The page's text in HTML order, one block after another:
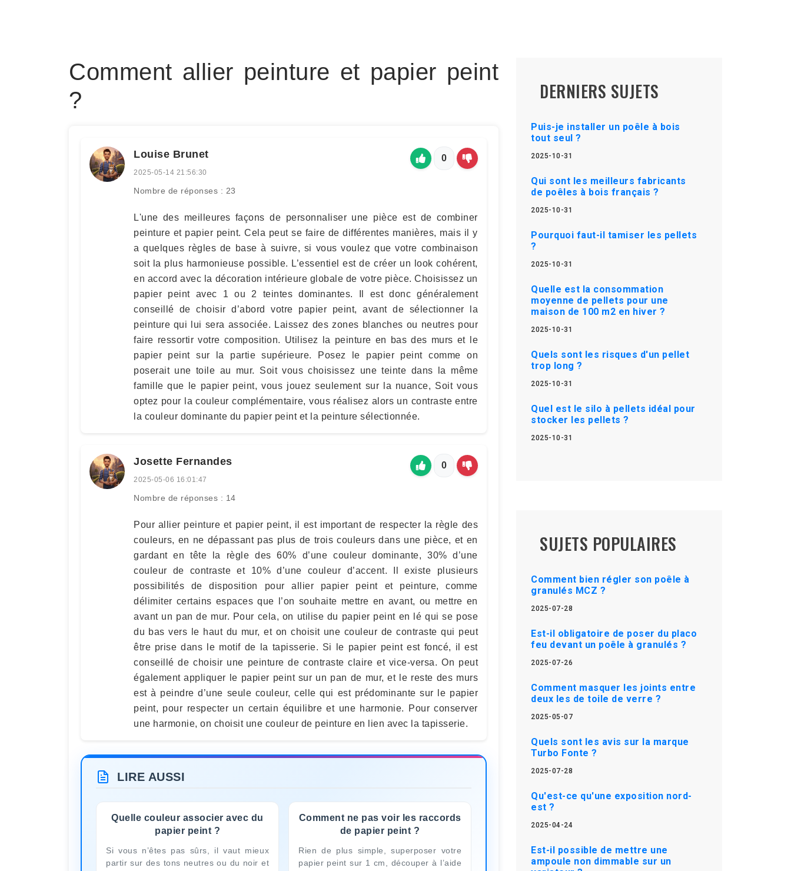
Comment allier peinture et papier peint
?
Louise Brunet
2025-05-14 21:56:30
Nombre de réponses : 23
0
L'une des meilleures façons de personnaliser une pièce est de combiner
peinture et papier peint. Cela peut se faire de différentes manières, mais il y
a quelques règles de base à suivre, si vous voulez que votre combinaison
soit la plus harmonieuse possible. L’essentiel est de créer un look cohérent,
en accord avec la décoration intérieure globale de votre pièce. Choisissez un
papier peint avec 1 ou 2 teintes dominantes. Il est donc généralement
conseillé de choisir d’abord votre papier peint, avant de sélectionner la
peinture qui lui sera associée. Laissez des zones blanches ou neutres pour
faire ressortir votre composition. Utilisez la peinture en bas des murs et le
papier peint sur la partie supérieure. Posez le papier peint comme on
poserait une toile au mur. Soit vous choisissez une teinte dans la même
famille que le papier peint, vous jouez seulement sur la nuance, Soit vous
optez pour la couleur complémentaire, vous réalisez alors un contraste entre
la couleur dominante du papier peint et la peinture sélectionnée.
Josette Fernandes
2025-05-06 16:01:47
Nombre de réponses : 14
0
Pour allier peinture et papier peint, il est important de respecter la règle des
couleurs, en ne dépassant pas plus de trois couleurs dans une pièce, et en
gardant en tête la règle des 60% d’une couleur dominante, 30% d’une
couleur de contraste et 10% d’une couleur d’accent. Il existe plusieurs
possibilités de disposition pour allier papier peint et peinture, comme
délimiter certains espaces que l’on souhaite mettre en avant, ou mettre en
avant un pan de mur. Pour cela, on utilise du papier peint en lé qui se pose
du bas vers le haut du mur, et on choisit une couleur de contraste qui peut
être prise dans le motif de la tapisserie. Si le papier peint est foncé, il est
conseillé de choisir une peinture de contraste claire et vice-versa. On peut
également appliquer le papier peint sur un pan de mur, et le reste des murs
est à peindre d’une seule couleur, celle qui est prédominante sur le papier
peint, pour respecter un certain équilibre et une harmonie. Pour conserver
une harmonie, on choisit une couleur de peinture en lien avec la tapisserie.
LIRE AUSSI
Quelle couleur associer avec du
papier peint ?
Si vous n’êtes pas sûrs, il vaut mieux
partir sur des tons neutres ou du noir et
Comment ne pas voir les raccords
de papier peint ?
Rien de plus simple, superposer votre
papier peint sur 1 cm, découper à l’aide
DERNIERS SUJETS
Puis-je installer un poêle à bois
tout seul ?
2025-10-31
Qui sont les meilleurs fabricants
de poêles à bois français ?
2025-10-31
Pourquoi faut-il tamiser les pellets
?
2025-10-31
Quelle est la consommation
moyenne de pellets pour une
maison de 100 m2 en hiver ?
2025-10-31
Quels sont les risques d'un pellet
trop long ?
2025-10-31
Quel est le silo à pellets idéal pour
stocker les pellets ?
2025-10-31
SUJETS POPULAIRES
Comment bien régler son poêle à
granulés MCZ ?
2025-07-28
Est-il obligatoire de poser du placo
feu devant un poêle à granulés ?
2025-07-26
Comment masquer les joints entre
deux les de toile de verre ?
2025-05-07
Quels sont les avis sur la marque
Turbo Fonte ?
2025-07-28
Qu'est-ce qu'une exposition nord-
est ?
2025-04-24
Est-il possible de mettre une
ampoule non dimmable sur un